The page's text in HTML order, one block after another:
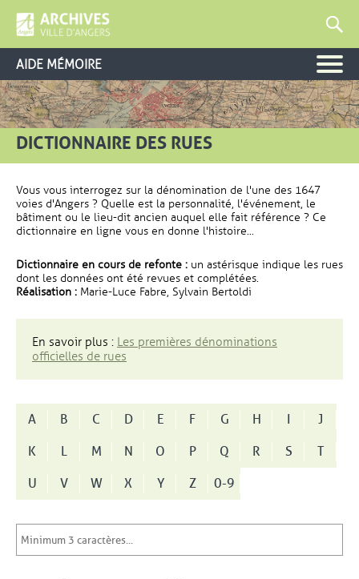
AIDE MÉMOIRE
DICTIONNAIRE DES RUES
Vous vous interrogez sur la dénomination de l'une des 1647
voies d'Angers ? Quelle est la personnalité, l'événement, le
bâtiment ou le lieu-dit ancien auquel elle fait référence ? Ce
dictionnaire en ligne vous en donne l'histoire...
Dictionnaire en cours de refonte : un astérisque indique les rues
dont les données ont été revues et complétées.
Réalisation : Marie-Luce Fabre, Sylvain Bertoldi
En savoir plus : Les premières dénominations
officielles de rues
A B C D E F G H I
J
K
L M N O P Q R S
T
U
V W X Y Z 0-9